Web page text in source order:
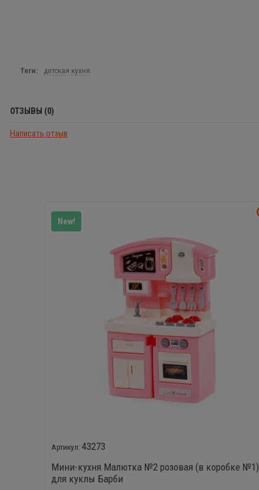
Теги: детская кухня
ОТЗЫВЫ (0)
Написать отзыв
New!
43273
Мини-кухня Малютка №2 розовая (в коробке №1)
для куклы Барби